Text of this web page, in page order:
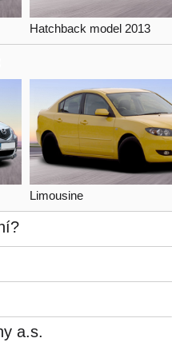
Hatchback model 2013
Limousine
a.s.